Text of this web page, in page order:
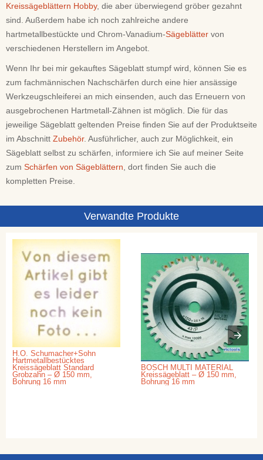
Kreissägeblättern Hobby, die aber überwiegend gröber gezahnt
sind. Außerdem habe ich noch zahlreiche andere
hartmetallbestückte und Chrom-Vanadium-Sägeblätter von
verschiedenen Herstellern im Angebot.
Wenn Ihr bei mir gekauftes Sägeblatt stumpf wird, können Sie es
zum fachmännischen Nachschärfen durch eine hier ansässige
Werkzeugschleiferei an mich einsenden, auch das Erneuern von
ausgebrochenen Hartmetall-Zähnen ist möglich. Die für das
jeweilige Sägeblatt geltenden Preise finden Sie auf der Produktseite
im Abschnitt Zubehör. Ausführlicher, auch zur Möglichkeit, ein
Sägeblatt selbst zu schärfen, informiere ich Sie auf meiner Seite
zum Schärfen von Sägeblättern, dort finden Sie auch die
kompletten Preise.
Verwandte Produkte
H.O. Schumacher+Sohn
Hartmetallbestücktes
Kreissägeblatt Standard
Grobzahn – Ø 150 mm,
Bohrung 16 mm
BOSCH MULTI MATERIAL
Kreissägeblatt – Ø 150 mm,
Bohrung 16 mm